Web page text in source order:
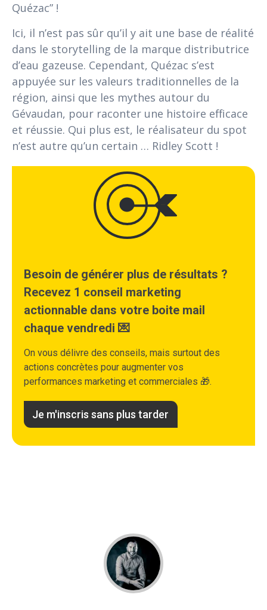
Quézac” !
Ici, il n’est pas sûr qu’il y ait une base de réalité
dans le storytelling de la marque distributrice
d’eau gazeuse. Cependant, Quézac s’est
appuyée sur les valeurs traditionnelles de la
région, ainsi que les mythes autour du
Gévaudan, pour raconter une histoire efficace
et réussie. Qui plus est, le réalisateur du spot
n’est autre qu’un certain … Ridley Scott !
Besoin de générer plus de résultats ?
Recevez 1 conseil marketing
actionnable dans votre boite mail
chaque vendredi 💌
On vous délivre des conseils, mais surtout des
actions concrètes pour augmenter vos
performances marketing et commerciales 🎁.
Je m'inscris sans plus tarder